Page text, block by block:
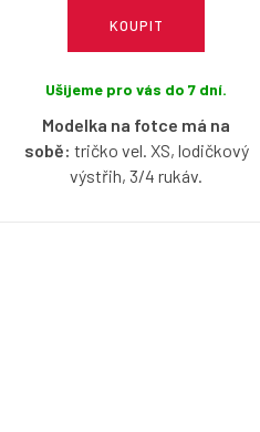
KOUPIT
Ušijeme pro vás do 7 dní.
Modelka na fotce má na
sobě: tričko vel. XS, lodičkový
výstřih, 3/4 rukáv.